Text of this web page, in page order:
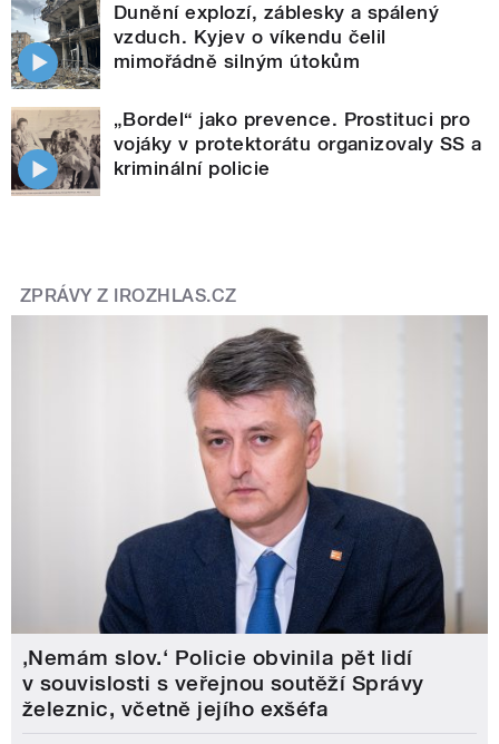
Dunění explozí, záblesky a spálený
vzduch. Kyjev o víkendu čelil
mimořádně silným útokům
„Bordel“ jako prevence. Prostituci pro
vojáky v protektorátu organizovaly SS a
kriminální policie
ZPRÁVY Z IROZHLAS.CZ
‚Nemám slov.‘ Policie obvinila pět lidí
v souvislosti s veřejnou soutěží Správy
železnic, včetně jejího exšéfa